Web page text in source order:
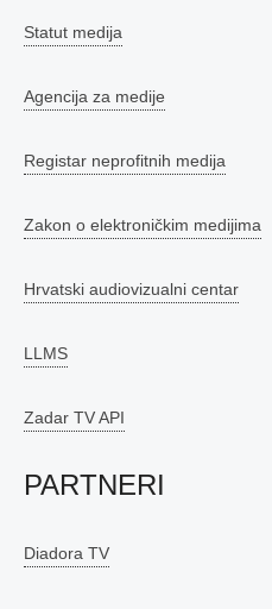
Statut medija
Agencija za medije
Registar neprofitnih medija
Zakon o elektroničkim medijima
Hrvatski audiovizualni centar
LLMS
Zadar TV API
PARTNERI
Diadora TV